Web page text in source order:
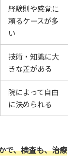
経験則や感覚に
頼るケースが多
い
技術・知識に大
きな差がある
院によって自由
に決められる
で、検査も、治療